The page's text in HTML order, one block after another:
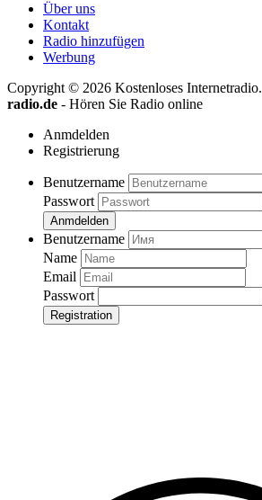
Über uns
Kontakt
Radio hinzufügen
Werbung
Copyright © 2026 Kostenloses Internetradio.
radio.de - Hören Sie Radio online
Anmdelden
Registrierung
Benutzername
Passwort
Anmdelden
Benutzername
Name
Email
Passwort
Registration